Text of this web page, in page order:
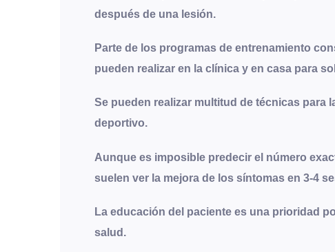
después de una lesión.
Parte de los programas de entrenamiento
pueden realizar en la clínica y en casa para
Se pueden realizar multitud de técnicas para
deportivo.
Aunque es imposible predecir el número
suelen ver la mejora de los síntomas en 3-4
La educación del paciente es una prioridad
salud.